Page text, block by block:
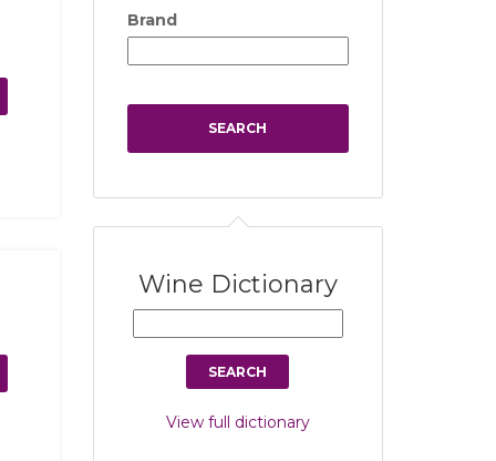
Brand
Wine Dictionary
View full dictionary